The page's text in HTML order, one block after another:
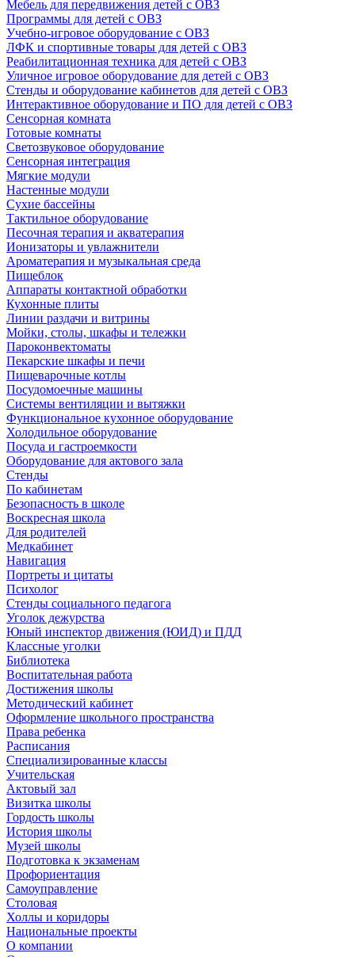
Мебель для передвижения детей с ОВЗ
Программы для детей с ОВЗ
Учебно-игровое оборудование с ОВЗ
ЛФК и спортивные товары для детей с ОВЗ
Реабилитационная техника для детей с ОВЗ
Уличное игровое оборудование для детей с ОВЗ
Стенды и оборудование кабинетов для детей с ОВЗ
Интерактивное оборудование и ПО для детей с ОВЗ
Сенсорная комната
Готовые комнаты
Светозвуковое оборудование
Сенсорная интеграция
Мягкие модули
Настенные модули
Сухие бассейны
Тактильное оборудование
Песочная терапия и акватерапия
Ионизаторы и увлажнители
Ароматерапия и музыкальная среда
Пищеблок
Аппараты контактной обработки
Кухонные плиты
Линии раздачи и витрины
Мойки, столы, шкафы и тележки
Пароконвектоматы
Пекарские шкафы и печи
Пищеварочные котлы
Посудомоечные машины
Системы вентиляции и вытяжки
Функциональное кухонное оборудование
Холодильное оборудование
Посуда и гастроемкости
Оборудование для актового зала
Стенды
По кабинетам
Безопасность в школе
Воскресная школа
Для родителей
Медкабинет
Навигация
Портреты и цитаты
Психолог
Стенды социального педагога
Уголок дежурства
Юный инспектор движения (ЮИД) и ПДД
Классные уголки
Библиотека
Воспитательная работа
Достижения школы
Методический кабинет
Оформление школьного пространства
Права ребенка
Расписания
Специализированные классы
Учительская
Актовый зал
Визитка школы
Гордость школы
История школы
Музей школы
Подготовка к экзаменам
Профориентация
Самоуправление
Столовая
Холлы и коридоры
Национальные проекты
О компании